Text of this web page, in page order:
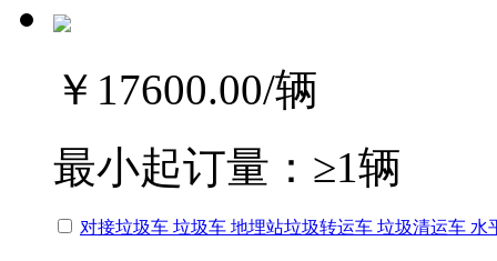
￥17600.00/辆
最小起订量： ≥1辆
对接垃圾车 垃圾车 地埋站垃圾转运车 垃圾清运车 水